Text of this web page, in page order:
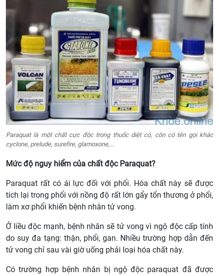
Paraquat là một chất cực độc trong thuốc diệt cỏ, còn có tên gọi khác
cyclone, prelude, surefire, glamoxone,…
Mức độ nguy hiểm của chất độc Paraquat?
Paraquat rất có ái lực đối với phổi. Hóa chất này sẽ được
tích lại trong phổi với nồng độ rất lớn gẩy tổn thương ở phổi,
làm xơ phổi khiến bệnh nhân tử vong.
Ở liều độc mạnh, bệnh nhân sẽ tử vong vì ngộ độc cấp tính
do suy đa tạng: thận, phổi, gan. Nhiều trường hợp dẫn đến
tử vong chỉ sau vài giờ uống phải loại hóa chất này.
Có trường hợp bệnh nhân bị ngộ độc paraquat đã được